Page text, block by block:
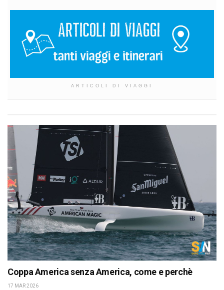
ARTICOLI DI VIAGGI
Coppa America senza America, come e perchè
17 MAR 2026